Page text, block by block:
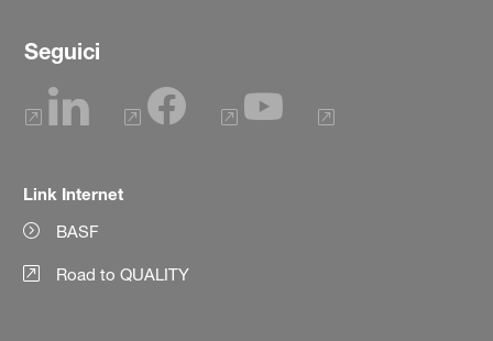
Seguici
Link Internet
BASF
Road to QUALITY